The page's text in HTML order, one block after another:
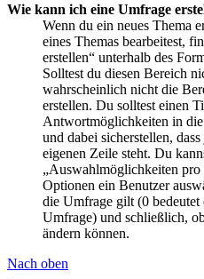
Wie kann ich eine Umfrage
Wenn du ein neues Thema
eines Themas bearbeitest,
erstellen“ unterhalb des
Solltest du diesen Bereich
wahrscheinlich nicht die
erstellen. Du solltest einen
Antwortmöglichkeiten in die
und dabei sicherstellen,
eigenen Zeile steht. Du
„Auswahlmöglichkeiten
Optionen ein Benutzer
die Umfrage gilt (0
Umfrage) und schließlich,
ändern können.
Nach oben